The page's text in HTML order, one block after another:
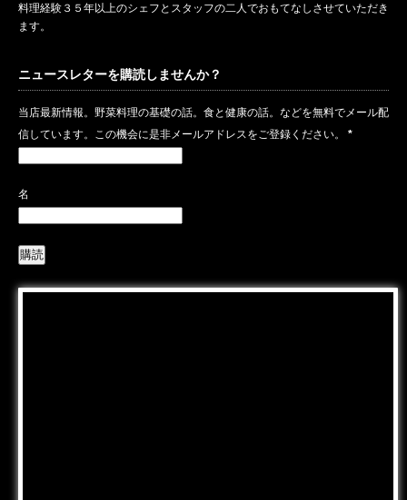
料理経験３５年以上のシェフとスタッフの二人でおもてなしさせていただき
ます。
ニュースレターを購読しませんか？
当店最新情報。野菜料理の基礎の話。食と健康の話。などを無料でメール配
信しています。この機会に是非メールアドレスをご登録ください。 *
名